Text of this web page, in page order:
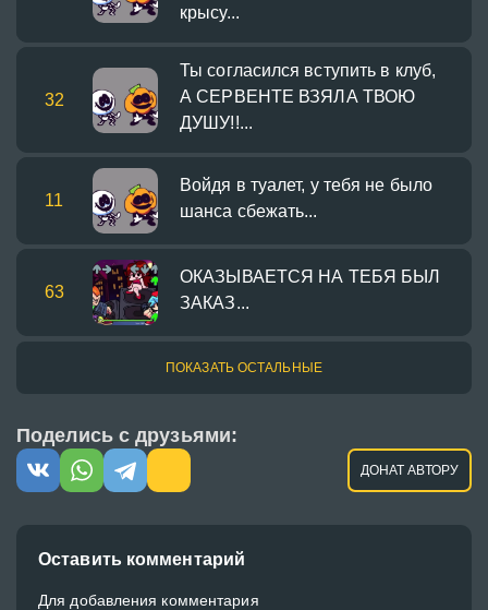
крысу...
32
Ты согласился вступить в клуб,
А СЕРВЕНТЕ ВЗЯЛА ТВОЮ
ДУШУ!!...
11
Войдя в туалет, у тебя не было
шанса сбежать...
63
ОКАЗЫВАЕТСЯ НА ТЕБЯ БЫЛ
ЗАКАЗ...
ПОКАЗАТЬ ОСТАЛЬНЫЕ
Поделись с друзьями:
ДОНАТ АВТОРУ
Оставить комментарий
Для добавления комментария